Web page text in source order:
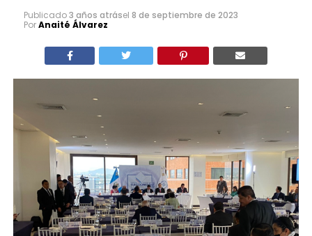
Publicado3 años atrásel 8 de septiembre de 2023
PorAnaité Álvarez